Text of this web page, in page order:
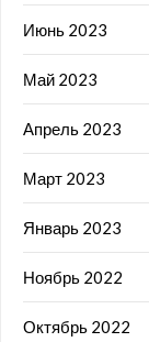
Июнь 2023
Май 2023
Апрель 2023
Март 2023
Январь 2023
Ноябрь 2022
Октябрь 2022